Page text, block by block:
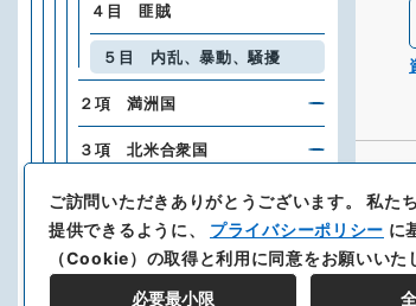
４目 匪賊
５目 内乱、暴動、騒擾
２項 満洲国
３項 北米合衆国
４項 中、南米諸国
５項 露国
６項 英国
ご訪問いただきありがとうございます。私た
提供できるように、 プライバシーポリシー に
（Cookie）の取得と利用に同意をお願いいた
必要最小限